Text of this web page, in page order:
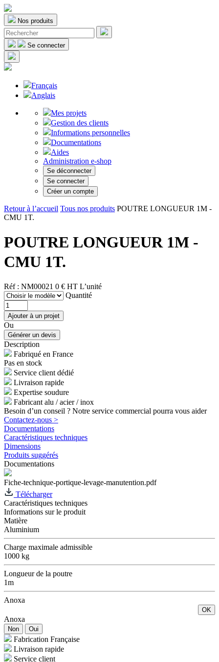
Nos produits
Se connecter
Français
Anglais
Mes projets
Gestion des clients
Informations personnelles
Documentations
Aides
Administration e-shop
Se déconnecter
Se connecter
Créer un compte
Retour à l’accueil Tous nos produits POUTRE LONGUEUR 1M -
CMU 1T.
POUTRE LONGUEUR 1M -
CMU 1T.
Réf : NM00021 0 € HT L’unité
Quantité
Ou
Description
Fabriqué en France
Pas en stock
Service client dédié
Livraison rapide
Expertise soudure
Fabricant alu / acier / inox
Besoin d’un conseil ? Notre service commercial pourra vous aider
Contactez-nous >
Documentations
Caractéristiques techniques
Dimensions
Produits suggérés
Documentations
Fiche-technique-portique-levage-manutention.pdf
Télécharger
Caractéristiques techniques
Informations sur le produit
Matière
Aluminium
Charge maximale admissible
1000 kg
Longueur de la poutre
1m
Anoxa
OK
Anoxa
Non Oui
Fabrication Française
Livraison rapide
Service client